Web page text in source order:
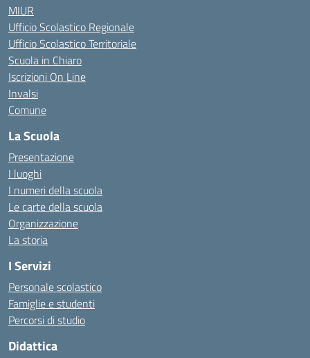
MIUR
Ufficio Scolastico Regionale
Ufficio Scolastico Territoriale
Scuola in Chiaro
Iscrizioni On Line
Invalsi
Comune
La Scuola
Presentazione
I luoghi
I numeri della scuola
Le carte della scuola
Organizzazione
La storia
I Servizi
Personale scolastico
Famiglie e studenti
Percorsi di studio
Didattica